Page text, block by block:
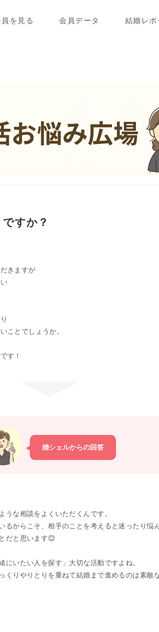
を見る 会員データ 結婚レポ
お悩み広場
すか？
きますが
ことでしょうか。
す！
婚シェルからの回答
うな相談をよくいただくんです。
るからこそ、相手のことを考えると迷ったり悩
だと思います😊
にいたい人を探す」大切な活動ですよね。
くりやりとりを重ねて結婚まで進めるのは素敵